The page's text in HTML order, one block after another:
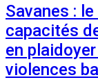
Savanes :
capacités
en
violences